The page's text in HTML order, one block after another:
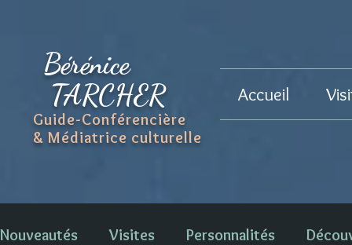
Bérénice
TARCHER
Guide-Conférencière
& Médiatrice culturelle
Accueil
Nouveautés Visites Personnalités